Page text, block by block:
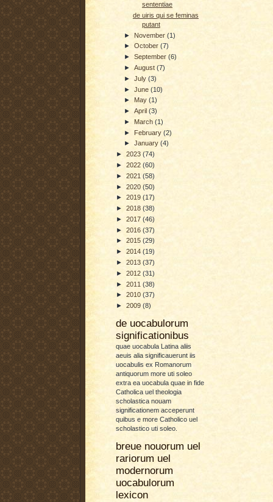
sententiae
de uiris qui se feminas
putant
►November(1)
►October(7)
►September(6)
►August(7)
►July(3)
►June(10)
► May(1)
►April(3)
►March(1)
►February(2)
►January(4)
► 2023 (74)
► 2022 (60)
► 2021 (58)
► 2020 (50)
► 2019 (17)
► 2018 (38)
► 2017 (46)
► 2016 (37)
► 2015 (29)
► 2014 (19)
► 2013 (37)
► 2012 (31)
► 2011 (38)
► 2010 (37)
► 2009 (8)
de uocabulorum
significationibus
quae uocabula Latina aliis
aeuis alia significauerunt iis
uocabulis ex Romanorum
antiquorum more uti soleo
extra ea uocabula quae in fide
Catholica uel theologia
scholastica nouam
significationem acceperunt
quibus e more Catholico uel
scholastico uti soleo.
breue nouorum uel
rariorum uel
modernorum
uocabulorum
lexicon